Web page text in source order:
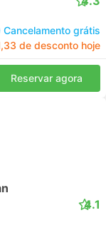
Cancelamento grátis
de desconto hoje
Reservar agora
4.1